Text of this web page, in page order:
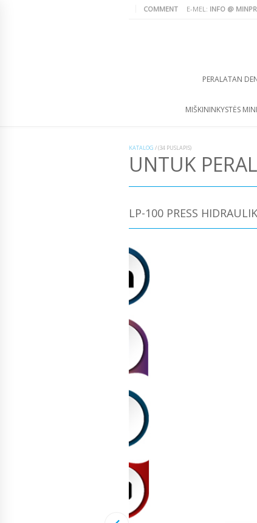
COMMENT E-MEL: INFO @
PERALATAN
MIŠKININKYSTĖS
KATALOG /(34 PUSLAPIS)
UNTUK
LP-100 PRESS HIDRAULIK